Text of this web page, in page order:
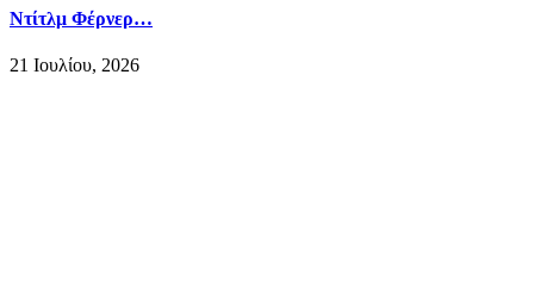
Ντίτλμ Φέρνερ…
21 Ιουλίου, 2026